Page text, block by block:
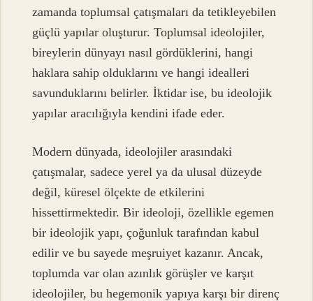
zamanda toplumsal çatışmaları da tetikleyebilen
güçlü yapılar oluşturur. Toplumsal ideolojiler,
bireylerin dünyayı nasıl gördüklerini, hangi
haklara sahip olduklarını ve hangi idealleri
savunduklarını belirler. İktidar ise, bu ideolojik
yapılar aracılığıyla kendini ifade eder.
Modern dünyada, ideolojiler arasındaki
çatışmalar, sadece yerel ya da ulusal düzeyde
değil, küresel ölçekte de etkilerini
hissettirmektedir. Bir ideoloji, özellikle egemen
bir ideolojik yapı, çoğunluk tarafından kabul
edilir ve bu sayede meşruiyet kazanır. Ancak,
toplumda var olan azınlık görüşler ve karşıt
ideolojiler, bu hegemonik yapıya karşı bir direnç